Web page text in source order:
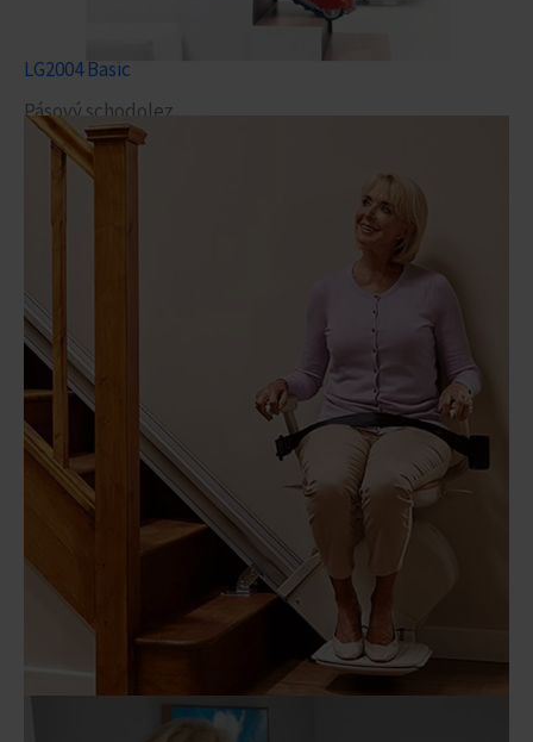
LG2004 Basic
Pásový schodolez
Schodolezy
Schodišťová sedačka